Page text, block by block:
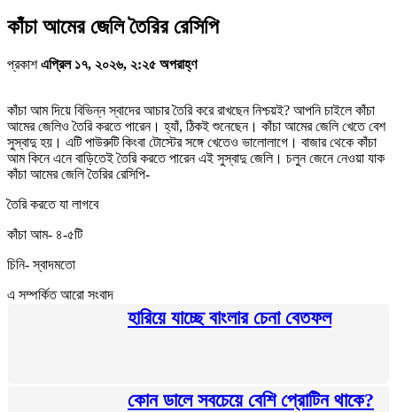
কাঁচা আমের জেলি তৈরির রেসিপি
প্রকাশএপ্রিল ১৭, ২০২৬, ২:২৫ অপরাহ্ণ
কাঁচা আম দিয়ে বিভিন্ন স্বাদের আচার তৈরি করে রাখছেন নিশ্চয়ই? আপনি চাইলে কাঁচা
আমের জেলিও তৈরি করতে পারেন। হ্যাঁ, ঠিকই শুনেছেন। কাঁচা আমের জেলি খেতে বেশ
সুস্বাদু হয়। এটি পাউরুটি কিংবা টোস্টের সঙ্গে খেতেও ভালোলাগে। বাজার থেকে কাঁচা
আম কিনে এনে বাড়িতেই তৈরি করতে পারেন এই সুস্বাদু জেলি। চলুন জেনে নেওয়া যাক
কাঁচা আমের জেলি তৈরির রেসিপি-
তৈরি করতে যা লাগবে
কাঁচা আম- ৪-৫টি
চিনি- স্বাদমতো
এ সম্পর্কিত আরো সংবাদ
হারিয়ে যাচ্ছে বাংলার চেনা বেতফল
কোন ডালে সবচেয়ে বেশি প্রোটিন থাকে?